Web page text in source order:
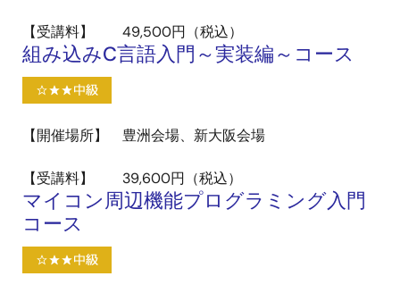
【受講料】 49,500円（税込）
組み込みC言語入門～実装編～コース
【開催場所】 豊洲会場、新大阪会場
【受講料】 39,600円（税込）
マイコン周辺機能プログラミング入門
コース